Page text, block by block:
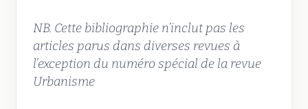
NB. Cette bibliographie n’inclut pas les
articles parus dans diverses revues à
l’exception du numéro spécial de la revue
Urbanisme